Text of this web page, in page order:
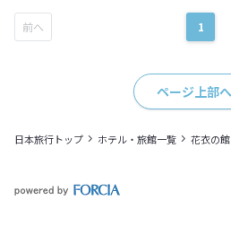
1
ページ上部へ
日本旅行トップ ホテル・旅館一覧 花衣の